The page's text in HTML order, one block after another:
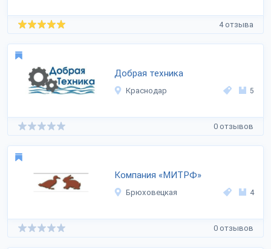
4 отзыва
Добрая техника
Краснодар 5
0 отзывов
Компания «МИТРФ»
Брюховецкая 4
0 отзывов